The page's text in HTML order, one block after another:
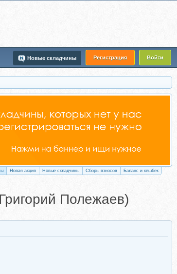
Регистрация Войти
Новые складчины
Новая акция Новые складчины Сборы взносов Баланс и кешбек
Полежаев)